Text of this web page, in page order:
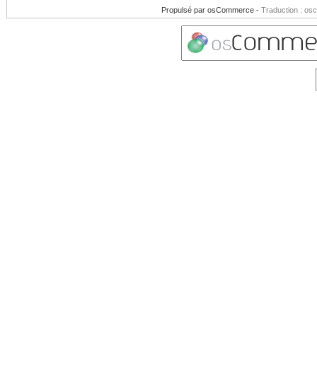
Propulsé par osCommerce - Traduction :